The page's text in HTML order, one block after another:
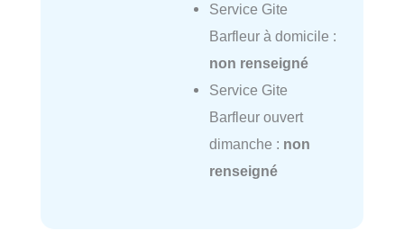
Service Gite
Barfleur à domicile :
non renseigné
Service Gite
Barfleur ouvert
dimanche : non
renseigné